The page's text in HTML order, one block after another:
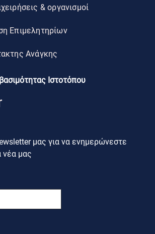
& οργανισμοί
Επιμελητηρίων
Ανάγκης
Ιστοτόπου
μας για να ενημερώνεστε
νέα μας